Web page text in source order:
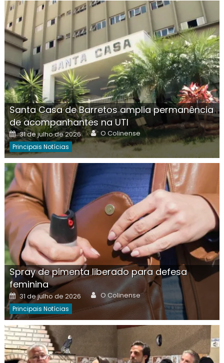
Santa Casa de Barretos amplia permanência
de acompanhantes na UTI
Posted
on
31 de julho de 2026 Author
O Colinense
Principais Notícias
Spray de pimenta liberado para defesa
feminina
Posted
on
31 de julho de 2026 Author
O Colinense
Principais Notícias